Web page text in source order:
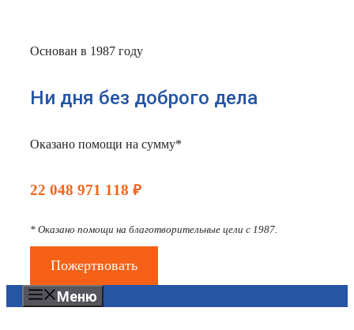
Основан в 1987 году
Ни дня без доброго дела
Оказано помощи на сумму*
22 048 971 118 ₽
* Оказано помощи на благотворительные цели с 1987.
Пожертвовать
Меню